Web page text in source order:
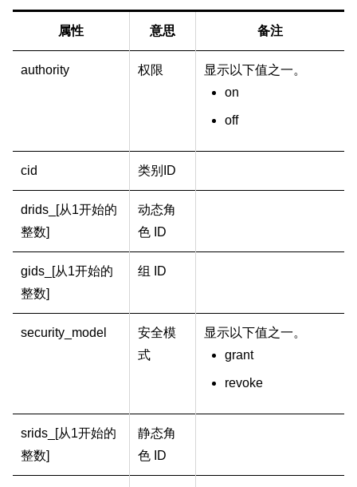
属性 意思 备注
authority 权限
显示以下值之一。
on
off
cid 类别ID
drids_[从1开始的
整数]
动态角
色 ID
gids_[从1开始的
整数]
组 ID
security_model
安全模
式
显示以下值之一。
grant
revoke
srids_[从1开始的
整数]
静态角
色 ID